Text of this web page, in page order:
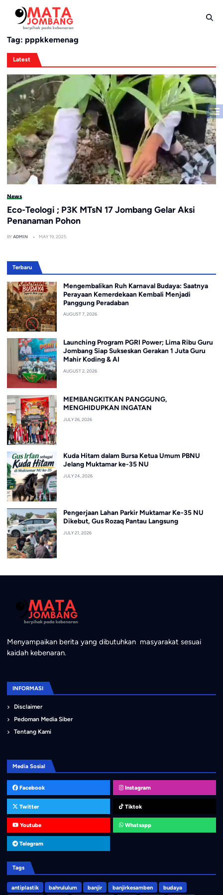
content
Tag: pppkkemenag
Latest
News
Eco-Teologi ; P3K MTsN 17 Jombang Gelar Aksi
Penanaman Pohon
BYADMIN MAY 19, 2025
Terbaru
Mengembalikan Ruh Karnaval Budaya: Saatnya
Perayaan Kemerdekaan Kembali Menjadi
Panggung Peradaban
AUGUST 7, 2026
Launching Program PGRI Power; Lima Ribu Guru
Jombang Siap Sukseskan Gerakan 1 Juta Guru
Mahir Koding & AI
AUGUST 2, 2026
MEMBANGKITKAN PANGGUNG,
MENGHIDUPKAN INGATAN
JULY 26, 2026
Kuda Hitam dalam Bursa Ketua Umum PBNU
Jelang Muktamar ke-35 NU
JULY 24, 2026
Pengerjaan Lahan Parkir Muktamar Ke-35 NU
Dikebut, Gus Rozaq Pantau Langsung
JULY 21, 2026
Menyampaikan berita yang dibutuhkan masyarakat sesuai
kaidah kebenaran.
INFORMASI
Disclaimer
Pedoman Media Siber
Tentang Kami
Media Sosial
Facebook Instagram
Twitter Tiktok
Youtube Whatsapp
Telegram
Tags
antiplastik bahrululum banjir banjirkesamben budaya